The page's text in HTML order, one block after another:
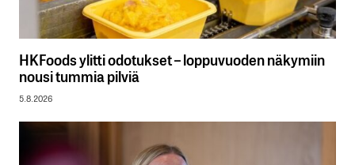
HKFoods ylitti odotukset – loppuvuoden näkymiin
nousi tummia pilviä
5.8.2026